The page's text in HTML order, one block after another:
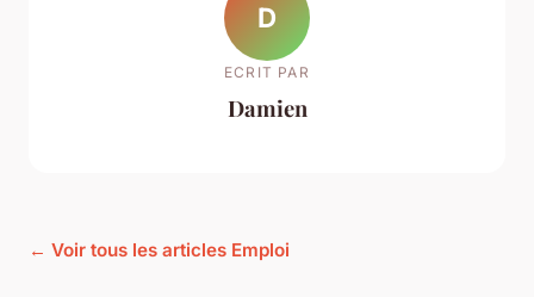
D
ECRIT PAR
Damien
← Voir tous les articles Emploi